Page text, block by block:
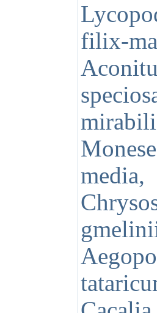
filix-